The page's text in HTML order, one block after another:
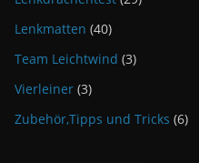
Lenkmatten (40)
Team Leichtwind (3)
Vierleiner (3)
Zubehör,Tipps und Tricks (6)